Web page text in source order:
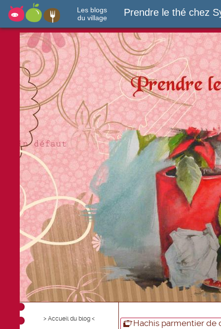
Les blogs
du village
Prendre le thé chez
> Accueil du blog < Hachis parmentier de